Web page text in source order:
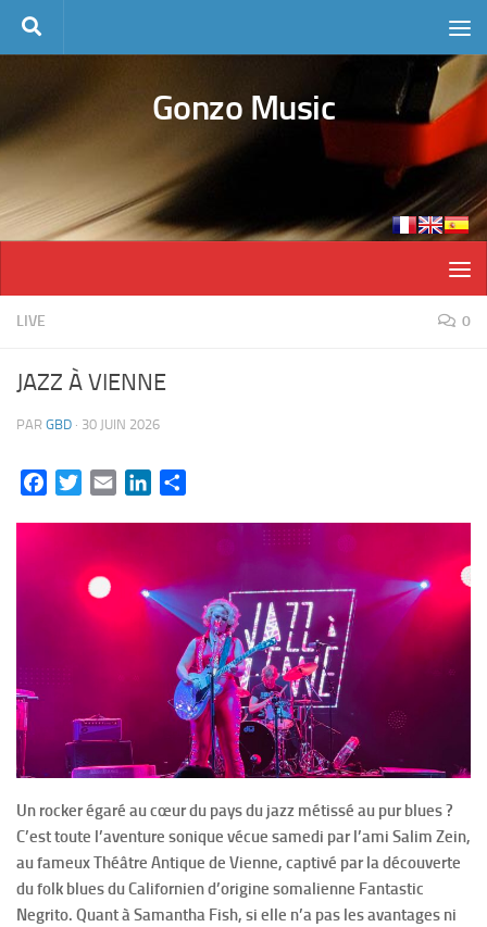
Skip to content
Gonzo Music
LIVE 0
JAZZ À VIENNE
PAR GBD · 30 JUIN 2026
FacebookTwitterEmail LinkedIn
Un rocker égaré au cœur du pays du jazz métissé au pur blues ?
C’est toute l’aventure sonique vécue samedi par l’ami Salim Zein,
au fameux Théâtre Antique de Vienne, captivé par la découverte
du folk blues du Californien d’origine somalienne Fantastic
Negrito. Quant à Samantha Fish, si elle n’a pas les avantages ni